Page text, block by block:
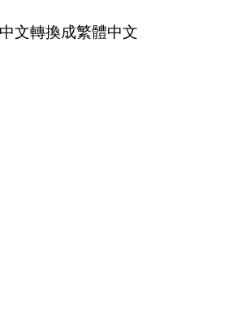
文轉換成繁體中文